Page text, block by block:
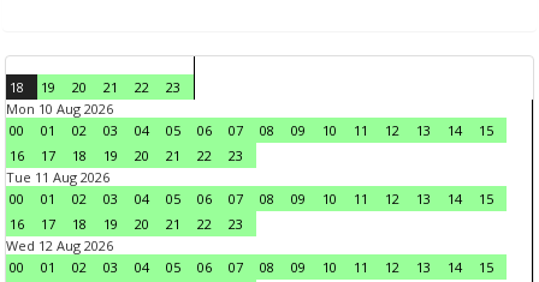
18 19 20 21 22
23
Mon 10 Aug 2026
00
01 02 03 04 05 06 07 08 09 10 11 12 13 14
15
16
17 18 19 20 21 22
23
Tue 11 Aug 2026
00
01 02 03 04 05 06 07 08 09 10 11 12 13 14
15
16
17 18 19 20 21 22
23
Wed 12 Aug 2026
00
01 02 03 04 05 06 07 08 09 10 11 12 13 14
15